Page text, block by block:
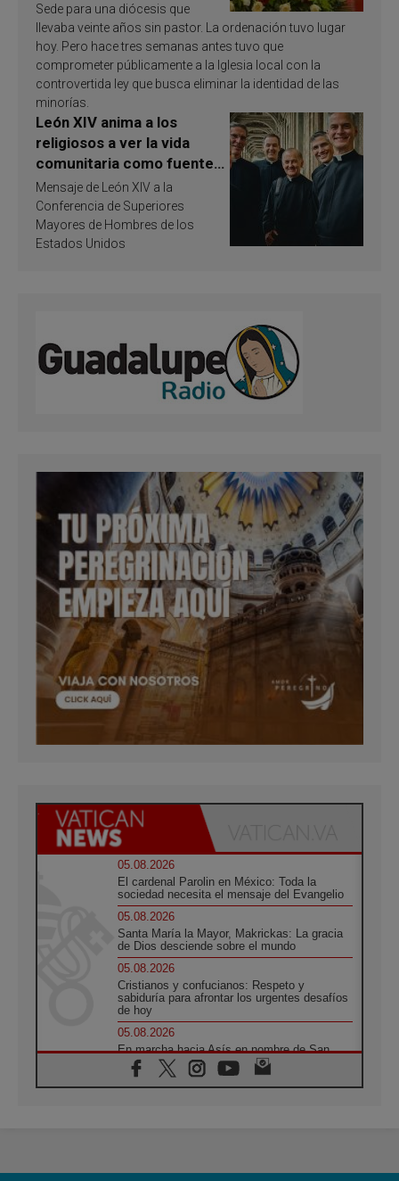
Sede para una diócesis que
llevaba veinte años sin pastor. La ordenación tuvo lugar
hoy. Pero hace tres semanas antes tuvo que
comprometer públicamente a la Iglesia local con la
controvertida ley que busca eliminar la identidad de las
minorías.
León XIV anima a los
religiosos a ver la vida
comunitaria como fuente
de inspiración y
santificación
Mensaje de León XIV a la
Conferencia de Superiores
Mayores de Hombres de los
Estados Unidos
05.08.2026
El cardenal Parolin en México: Toda la
sociedad necesita el mensaje del Evangelio
05.08.2026
Santa María la Mayor, Makrickas: La gracia
de Dios desciende sobre el mundo
05.08.2026
Cristianos y confucianos: Respeto y
sabiduría para afrontar los urgentes desafíos
de hoy
05.08.2026
En marcha hacia Asís en nombre de San
Francisco, a la espera de León
05.08.2026